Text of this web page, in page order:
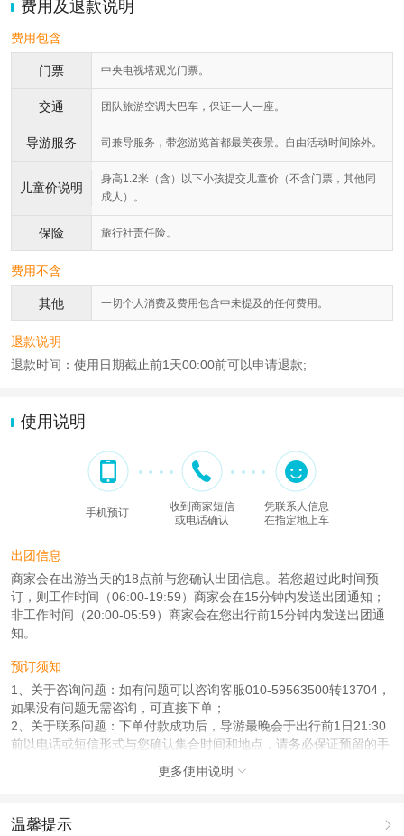
费用及退款说明
费用包含
门票 中央电视塔观光门票。
交通 团队旅游空调大巴车，保证一人一座。
导游服务 司兼导服务，带您游览首都最美夜景。自由活动时间除外。
儿童价说明
身高1.2米（含）以下小孩提交儿童价（不含门票，其他同
成人）。
保险 旅行社责任险。
费用不含
其他 一切个人消费及费用包含中未提及的任何费用。
退款说明
退款时间：使用日期截止前1天00:00前可以申请退款;
使用说明
手机预订
收到商家短信
或电话确认
凭联系人信息
在指定地上车
出团信息
商家会在出游当天的18点前与您确认出团信息。若您超过此时间预
订，则工作时间（06:00-19:59）商家会在15分钟内发送出团通知；
非工作时间（20:00-05:59）商家会在您出行前15分钟内发送出团通
知。
预订须知
1、关于咨询问题：如有问题可以咨询客服010-59563500转13704，
如果没有问题无需咨询，可直接下单；
2、关于联系问题：下单付款成功后，导游最晚会于出行前1日21:30
前以电话或短信形式与您确认集合时间和地点，请务必保证预留的手
机号畅通（节假日或晚于21：00下单的情况下，可能延后至
23:30）。若超时未联系，请拨打客服电话010-59563500转13704。
拍日期均可成团！
更多使用说明 
温馨提示 